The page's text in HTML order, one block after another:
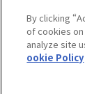
編集方針
「SUBARUらしさ」
際立たせる技術
2.環境技術
販売会社グループ
自動車リサイクル
助手席エアバッ
お問い合わせ ／ よくあ
クッキーポリシー
メディア
By clicking
of cookies
analyze site
ookie Policy